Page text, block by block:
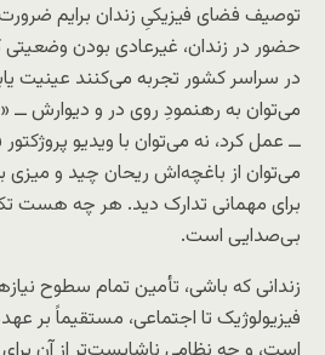
توصیف فضای فیزیکیِ زندان برایم
در سراسر کشور تجربه می‌کنند عینیت
می‌توان به رهنمودِ روی در و دیوارش ــ
ــ عمل کرد، نه می‌توان با ویدیو
می‌توان از باغچه‌اش ریحان چید و
برای مهمانی تدارک دید. هر چه هست
بی‌صدایی است.
زندانی که باشی، تأمین تمام سطوح
فیزیولوژیک تا اجتماعی، مستقیماً بر